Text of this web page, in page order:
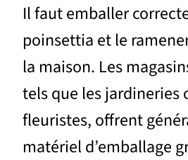
Il faut emballer
poinsettia et le
la maison. Les
tels que les jardineries
fleuristes, offrent
matériel d’emballage